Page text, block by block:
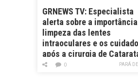
GRNEWS TV: Especialista
alerta sobre a
limpeza das lentes
intraoculares e os
após a cirurgia de
PARÁ
0